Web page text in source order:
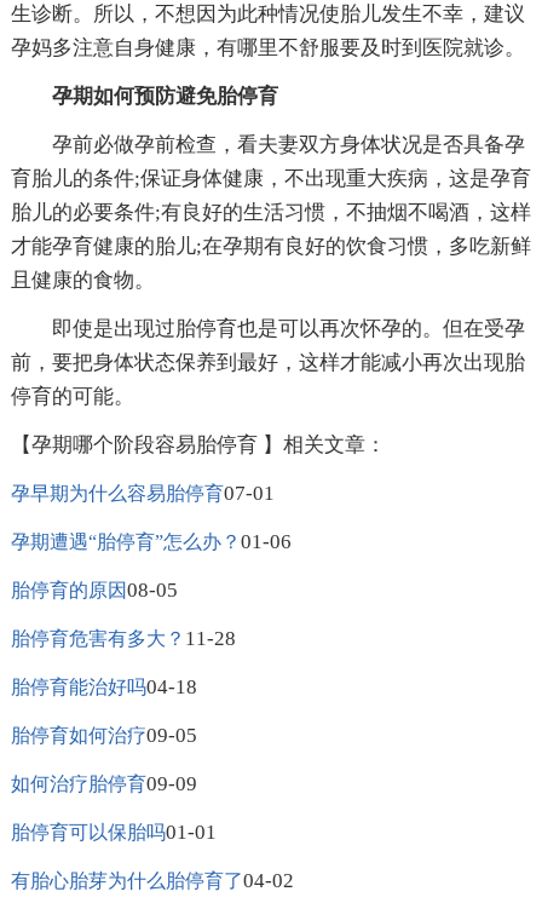
生诊断。所以，不想因为此种情况使胎儿发生不幸，建议
孕妈多注意自身健康，有哪里不舒服要及时到医院就诊。
孕期如何预防避免胎停育
孕前必做孕前检查，看夫妻双方身体状况是否具备孕
育胎儿的条件;保证身体健康，不出现重大疾病，这是孕育
胎儿的必要条件;有良好的生活习惯，不抽烟不喝酒，这样
才能孕育健康的胎儿;在孕期有良好的饮食习惯，多吃新鲜
且健康的食物。
即使是出现过胎停育也是可以再次怀孕的。但在受孕
前，要把身体状态保养到最好，这样才能减小再次出现胎
停育的可能。
【孕期哪个阶段容易胎停育 】相关文章：
孕早期为什么容易胎停育07-01
孕期遭遇“胎停育”怎么办？ 01-06
胎停育的原因08-05
胎停育危害有多大？ 11-28
胎停育能治好吗04-18
胎停育如何治疗09-05
如何治疗胎停育09-09
胎停育可以保胎吗01-01
有胎心胎芽为什么胎停育了04-02